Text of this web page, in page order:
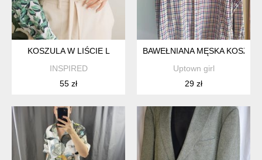
KOSZULA W LIŚCIE L
INSPIRED
55 zł
BAWEŁNIANA MĘSKA
Uptown girl
29 zł